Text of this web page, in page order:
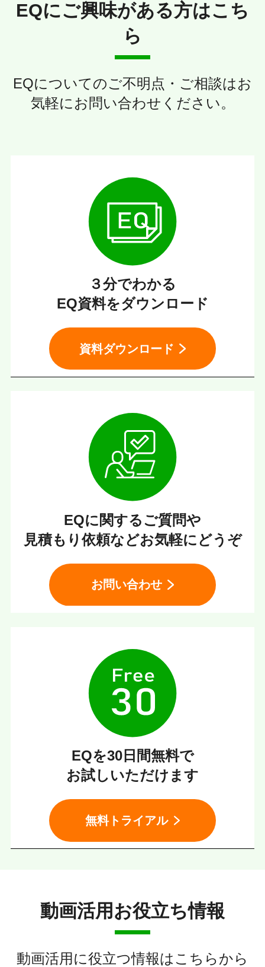
EQにご興味がある方はこち
ら
EQについてのご不明点・ご相談はお
気軽にお問い合わせください。
３分でわかる
EQ資料をダウンロード
資料ダウンロード
EQに関するご質問や
見積もり依頼などお気軽にどうぞ
お問い合わせ
EQを30日間無料で
お試しいただけます
無料トライアル
動画活用お役立ち情報
動画活用に役立つ情報はこちらから